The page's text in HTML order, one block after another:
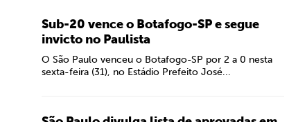
Sub-20 vence o Botafogo-SP e segue
invicto no Paulista
O São Paulo venceu o Botafogo-SP por 2 a 0 nesta
sexta-feira (31), no Estádio Prefeito José...